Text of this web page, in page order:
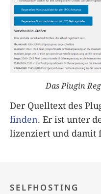
Das Plugin
Der Quelltext des
finden. Er ist unter
lizenziert und damit
SELFHOSTING